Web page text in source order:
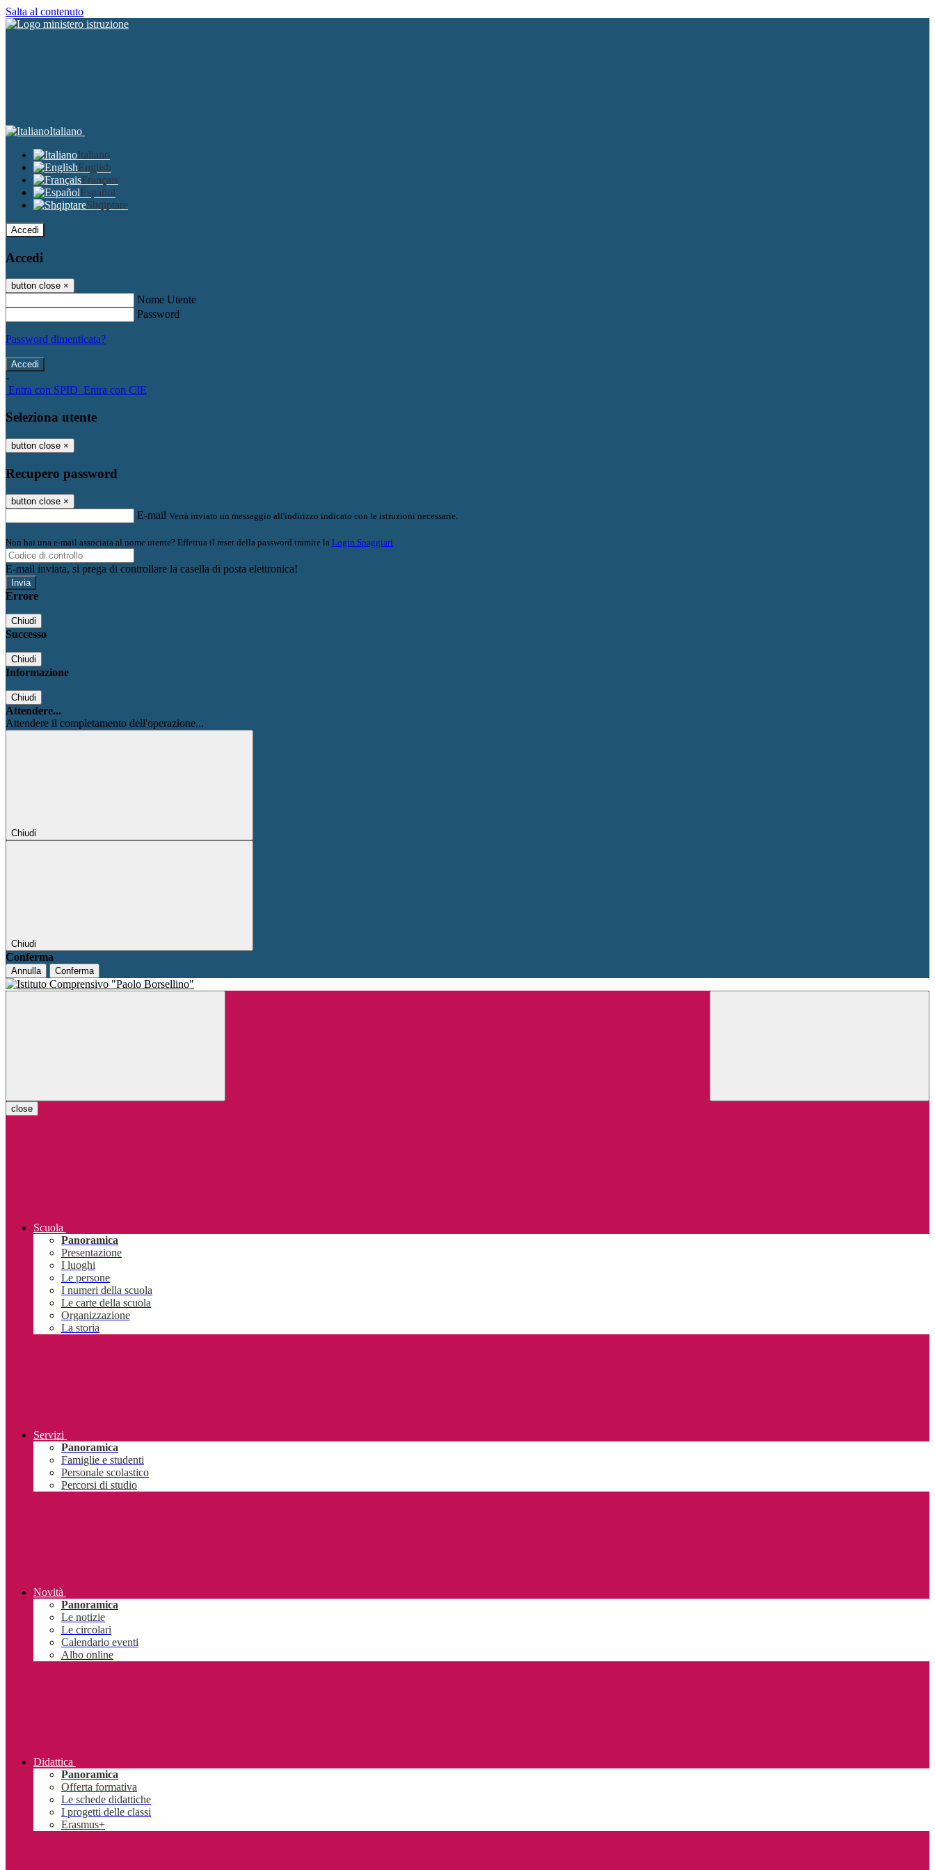
Salta al contenuto
Italiano
Italiano
English
Français
Español
Shqiptare
Accedi
Accedi
button close ×
Nome Utente
Password
Password dimenticata?
-
Entra con SPID Entra con CIE
Seleziona utente
button close ×
Recupero password
button close ×
E-mail Verrà inviato un messaggio all'indirizzo indicato con le istruzioni necessarie.
Non hai una e-mail associata al nome utente? Effettua il reset della password tramite la Login Spaggiari
E-mail inviata, si prega di controllare la casella di posta elettronica!
Errore
Chiudi
Successo
Chiudi
Informazione
Chiudi
Attendere...
Attendere il completamento dell'operazione...
Chiudi
Chiudi
Conferma
Annulla Conferma
close
Scuola
Panoramica
Presentazione
I luoghi
Le persone
I numeri della scuola
Le carte della scuola
Organizzazione
La storia
Servizi
Panoramica
Famiglie e studenti
Personale scolastico
Percorsi di studio
Novità
Panoramica
Le notizie
Le circolari
Calendario eventi
Albo online
Didattica
Panoramica
Offerta formativa
Le schede didattiche
I progetti delle classi
Erasmus+